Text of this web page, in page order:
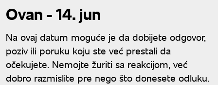
Ovan - 14. jun
Na ovaj datum moguće je da dobijete odgovor,
poziv ili poruku koju ste već prestali da
očekujete. Nemojte žuriti sa reakcijom, već
dobro razmislite pre nego što donesete odluku.